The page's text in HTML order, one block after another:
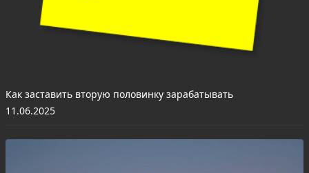
Как заставить вторую половинку зарабатывать
11.06.2025